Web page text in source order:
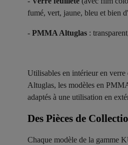
fumé, vert, jaune, bleu et bien
- PMMA Altuglas :
Utilisables en intérieur en
Altuglas, les modèles en
adaptés à une utilisation en
Des Pièces de
Chaque modèle de la gamme